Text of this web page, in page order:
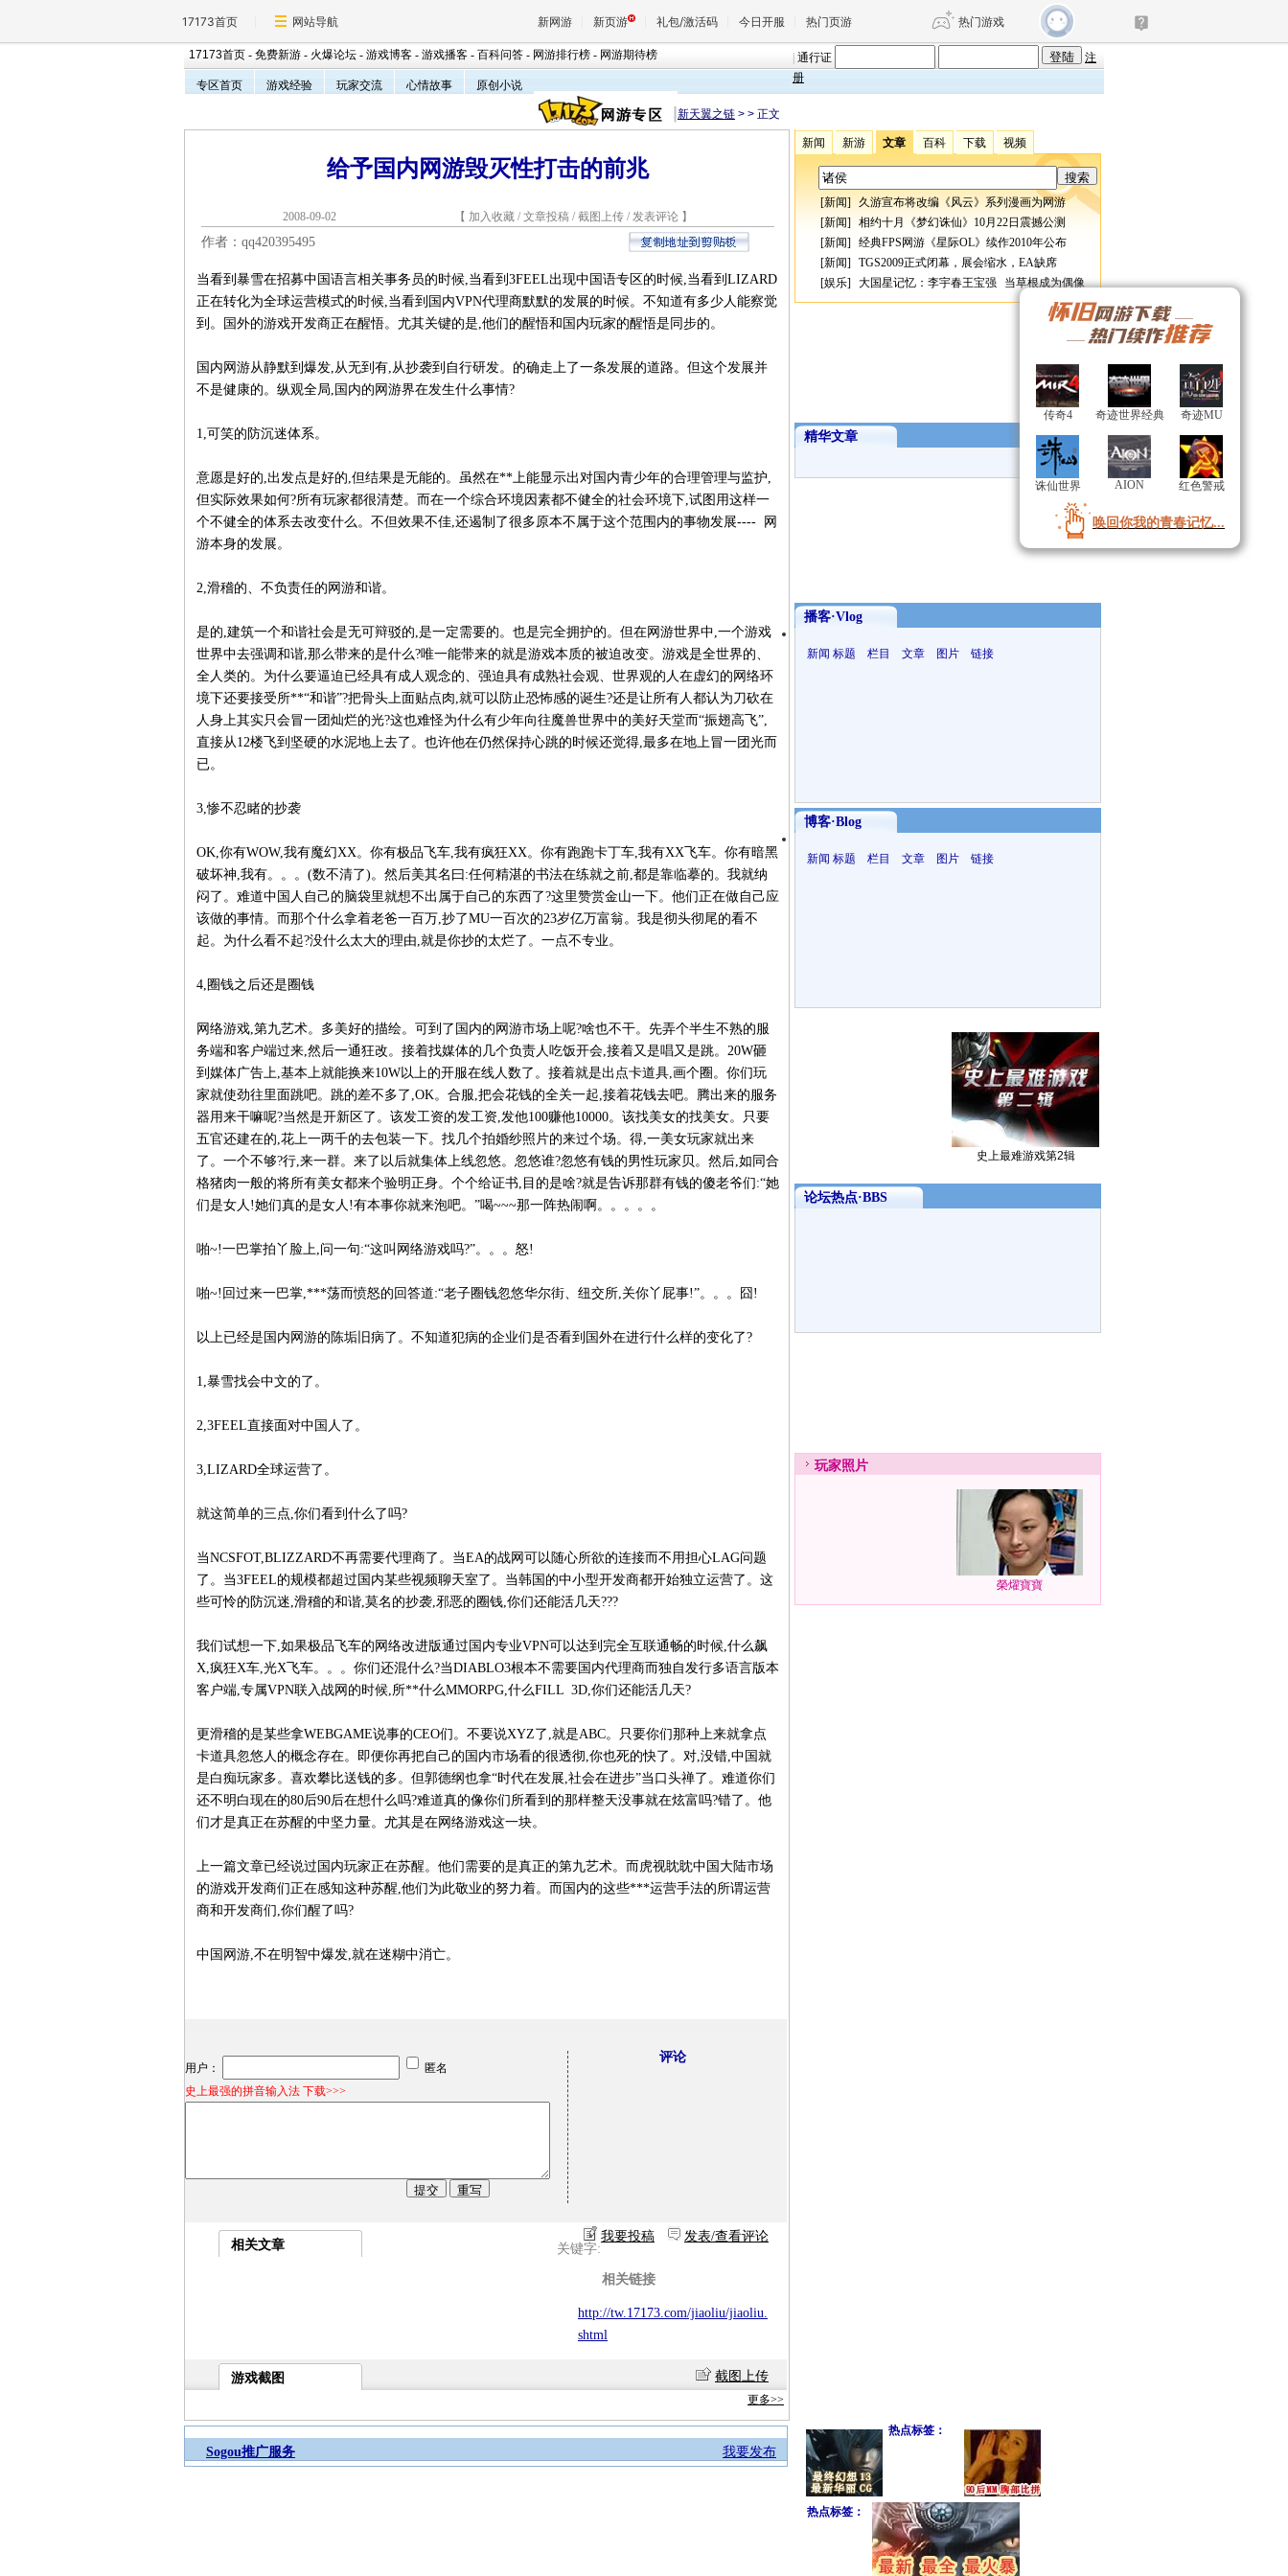
17173首页 网站导航 新网游 新页游 礼包/激活码 今日开服 热门页游 热门游戏
天堂 剑网3旗舰版 新天龙八部
王权与自由 诛仙世界 仙剑世界
17173首页 - 免费新游 - 火爆论坛 - 游戏博客 - 游戏播客 - 百科问答 - 网游排行榜 - 网游期待榜 通行证
注
册
专区首页 游戏经验 玩家交流 心情故事 原创小说
新天翼之链 > > 正文
给予国内网游毁灭性打击的前兆
2008-09-02 【 加入收藏 / 文章投稿 / 截图上传 / 发表评论 】
作者：qq420395495
当看到暴雪在招募中国语言相关事务员的时候,当看到3FEEL出现中国语专区的时候,当看到LIZARD
正在转化为全球运营模式的时候,当看到国内VPN代理商默默的发展的时候。不知道有多少人能察觉
到。国外的游戏开发商正在醒悟。尤其关键的是,他们的醒悟和国内玩家的醒悟是同步的。
国内网游从静默到爆发,从无到有,从抄袭到自行研发。的确走上了一条发展的道路。但这个发展并
不是健康的。纵观全局,国内的网游界在发生什么事情?
1,可笑的防沉迷体系。
意愿是好的,出发点是好的,但结果是无能的。虽然在**上能显示出对国内青少年的合理管理与监护,
但实际效果如何?所有玩家都很清楚。而在一个综合环境因素都不健全的社会环境下,试图用这样一
个不健全的体系去改变什么。不但效果不佳,还遏制了很多原本不属于这个范围内的事物发展---- 网
游本身的发展。
2,滑稽的、不负责任的网游和谐。
是的,建筑一个和谐社会是无可辩驳的,是一定需要的。也是完全拥护的。但在网游世界中,一个游戏
世界中去强调和谐,那么带来的是什么?唯一能带来的就是游戏本质的被迫改变。游戏是全世界的、
全人类的。为什么要逼迫已经具有成人观念的、强迫具有成熟社会观、世界观的人在虚幻的网络环
境下还要接受所**“和谐”?把骨头上面贴点肉,就可以防止恐怖感的诞生?还是让所有人都认为刀砍在
人身上其实只会冒一团灿烂的光?这也难怪为什么有少年向往魔兽世界中的美好天堂而“振翅高飞”,
直接从12楼飞到坚硬的水泥地上去了。也许他在仍然保持心跳的时候还觉得,最多在地上冒一团光而
已。
3,惨不忍睹的抄袭
OK,你有WOW,我有魔幻XX。你有极品飞车,我有疯狂XX。你有跑跑卡丁车,我有XX飞车。你有暗黑
破坏神,我有。。。(数不清了)。然后美其名曰:任何精湛的书法在练就之前,都是靠临摹的。我就纳
闷了。难道中国人自己的脑袋里就想不出属于自己的东西了?这里赞赏金山一下。他们正在做自己应
该做的事情。而那个什么拿着老爸一百万,抄了MU一百次的23岁亿万富翁。我是彻头彻尾的看不
起。为什么看不起?没什么太大的理由,就是你抄的太烂了。一点不专业。
4,圈钱之后还是圈钱
网络游戏,第九艺术。多美好的描绘。可到了国内的网游市场上呢?啥也不干。先弄个半生不熟的服
务端和客户端过来,然后一通狂改。接着找媒体的几个负责人吃饭开会,接着又是唱又是跳。20W砸
到媒体广告上,基本上就能换来10W以上的开服在线人数了。接着就是出点卡道具,画个圈。你们玩
家就使劲往里面跳吧。跳的差不多了,OK。合服,把会花钱的全关一起,接着花钱去吧。腾出来的服务
器用来干嘛呢?当然是开新区了。该发工资的发工资,发他100赚他10000。该找美女的找美女。只要
五官还建在的,花上一两千的去包装一下。找几个拍婚纱照片的来过个场。得,一美女玩家就出来
了。一个不够?行,来一群。来了以后就集体上线忽悠。忽悠谁?忽悠有钱的男性玩家贝。然后,如同合
格猪肉一般的将所有美女都来个验明正身。个个给证书,目的是啥?就是告诉那群有钱的傻老爷们:“她
们是女人!她们真的是女人!有本事你就来泡吧。”喝~~~那一阵热闹啊。。。。。
啪~!一巴掌拍丫脸上,问一句:“这叫网络游戏吗?”。。。怒!
啪~!回过来一巴掌,***荡而愤怒的回答道:“老子圈钱忽悠华尔街、纽交所,关你丫屁事!”。。。囧!
以上已经是国内网游的陈垢旧病了。不知道犯病的企业们是否看到国外在进行什么样的变化了?
1,暴雪找会中文的了。
2,3FEEL直接面对中国人了。
3,LIZARD全球运营了。
就这简单的三点,你们看到什么了吗?
当NCSFOT,BLIZZARD不再需要代理商了。当EA的战网可以随心所欲的连接而不用担心LAG问题
了。当3FEEL的规模都超过国内某些视频聊天室了。当韩国的中小型开发商都开始独立运营了。这
些可怜的防沉迷,滑稽的和谐,莫名的抄袭,邪恶的圈钱,你们还能活几天???
我们试想一下,如果极品飞车的网络改进版通过国内专业VPN可以达到完全互联通畅的时候,什么飙
X,疯狂X车,光X飞车。。。你们还混什么?当DIABLO3根本不需要国内代理商而独自发行多语言版本
客户端,专属VPN联入战网的时候,所**什么MMORPG,什么FILL 3D,你们还能活几天?
更滑稽的是某些拿WEBGAME说事的CEO们。不要说XYZ了,就是ABC。只要你们那种上来就拿点
卡道具忽悠人的概念存在。即便你再把自己的国内市场看的很透彻,你也死的快了。对,没错,中国就
是白痴玩家多。喜欢攀比送钱的多。但郭德纲也拿“时代在发展,社会在进步”当口头禅了。难道你们
还不明白现在的80后90后在想什么吗?难道真的像你们所看到的那样整天没事就在炫富吗?错了。他
们才是真正在苏醒的中坚力量。尤其是在网络游戏这一块。
上一篇文章已经说过国内玩家正在苏醒。他们需要的是真正的第九艺术。而虎视眈眈中国大陆市场
的游戏开发商们正在感知这种苏醒,他们为此敬业的努力着。而国内的这些***运营手法的所谓运营
商和开发商们,你们醒了吗?
中国网游,不在明智中爆发,就在迷糊中消亡。
用户：
匿名
史上最强的拼音输入法 下载>>>
评论
相关文章
我要投稿
发表/查看评论
关键字:
相关链接
http://tw.17173.com/jiaoliu/jiaoliu.
shtml
游戏截图 截图上传
更多>>
我要发布
Sogou推广服务
新闻 新游 文章 百科 下载 视频
[新闻] 久游宣布将改编《风云》系列漫画为网游
[新闻] 相约十月《梦幻诛仙》10月22日震撼公测
[新闻] 经典FPS网游《星际OL》续作2010年公布
[新闻] TGS2009正式闭幕，展会缩水，EA缺席
[娱乐] 大国星记忆：李宇春王宝强 当草根成为偶像
精华文章
播客·Vlog
热点标签：
新闻 标题 栏目 文章 图片 链接
博客·Blog
热点标签：
新闻 标题 栏目 文章 图片 链接
史上最难游戏第2辑
论坛热点·BBS
玩家照片
榮燿寶寶
传奇4 奇迹世界经典 奇迹MU
诛仙世界 AION 红色警戒
唤回你我的青春记忆...
传奇4 奇迹世界经典 奇迹MU
诛仙世界 AION 红色警戒
唤回你我的青春记忆...